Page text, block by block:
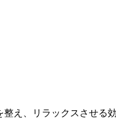
え、リラックスさせる